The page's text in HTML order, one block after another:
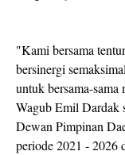
"Kami bersama
bersinergi
untuk bersama-
Wagub Emil Dardak
Dewan Pimpinan
periode 2021 - 2026